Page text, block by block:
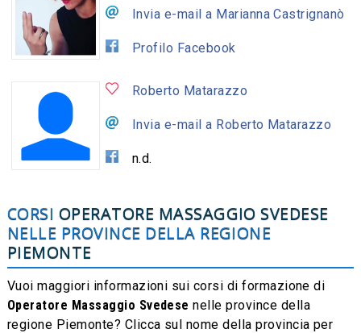
Invia e-mail a Marianna Castrignanò
Profilo Facebook
Roberto Matarazzo
Invia e-mail a Roberto Matarazzo
n.d.
CORSI OPERATORE MASSAGGIO SVEDESE
NELLE PROVINCE DELLA REGIONE
PIEMONTE
Vuoi maggiori informazioni sui corsi di formazione di
Operatore Massaggio Svedese nelle province della
regione Piemonte? Clicca sul nome della provincia per